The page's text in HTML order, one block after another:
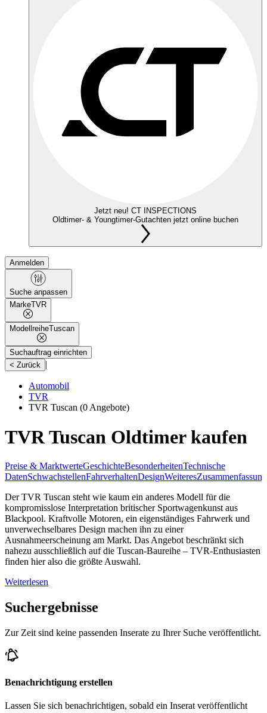
Jetzt neu! CT INSPECTIONS
Oldtimer- & Youngtimer-Gutachten jetzt online buchen
Anmelden
Suche anpassen
MarkeTVR
ModellreiheTuscan
Suchauftrag einrichten
< Zurück |
Automobil
TVR
TVR Tuscan (0 Angebote)
TVR Tuscan Oldtimer kaufen
Preise & MarktwerteGeschichteBesonderheitenTechnische
DatenSchwachstellenFahrverhaltenDesignWeiteresZusammenfassung
Der TVR Tuscan steht wie kaum ein anderes Modell für die
kompromisslose Interpretation britischer Sportwagenkunst aus
Blackpool. Kraftvolle Motoren, ein eigenständiges Fahrwerk und
unverwechselbares Design machen ihn zu einer
Ausnahmeerscheinung am Markt. Das Angebot beschränkt sich
nahezu ausschließlich auf die Tuscan-Baureihe – TVR-Enthusiasten
finden hier also die größte Auswahl.
Weiterlesen
Suchergebnisse
Zur Zeit sind keine passenden Inserate zu Ihrer Suche veröffentlicht.
Benachrichtigung erstellen
Lassen Sie sich benachrichtigen, sobald ein Inserat veröffentlicht